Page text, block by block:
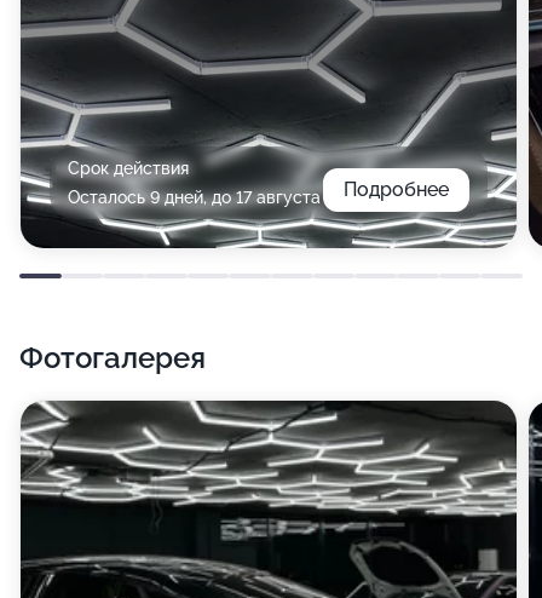
Срок действия
Осталось 9 дней, до 17 августа
Подробнее
Фотогалерея